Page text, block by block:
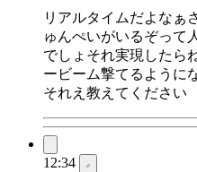
リアルタイムだよなぁ
ゅんぺいがいるぞって
でしょそれ実現したら
ービーム撃てるように
それえ教えてください
12:34